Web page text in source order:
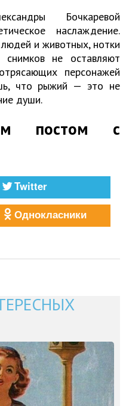
Бочкаревой
наслаждение.
и животных, нотки
не оставляют
персонажей
что рыжий — это не
души.
постом с
Twitter
Однокласники